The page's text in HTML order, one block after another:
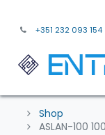
+351 232 093 154
Shop
ASLAN-100